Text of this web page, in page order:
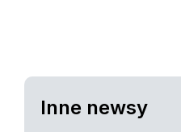
Inne newsy